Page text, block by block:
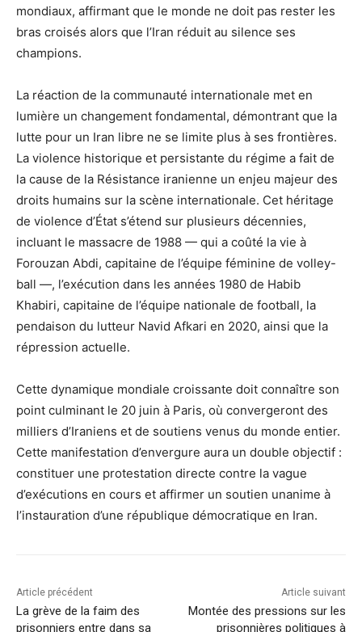
mondiaux, affirmant que le monde ne doit pas rester les
bras croisés alors que l’Iran réduit au silence ses
champions.
La réaction de la communauté internationale met en
lumière un changement fondamental, démontrant que la
lutte pour un Iran libre ne se limite plus à ses frontières.
La violence historique et persistante du régime a fait de
la cause de la Résistance iranienne un enjeu majeur des
droits humains sur la scène internationale. Cet héritage
de violence d’État s’étend sur plusieurs décennies,
incluant le massacre de 1988 — qui a coûté la vie à
Forouzan Abdi, capitaine de l’équipe féminine de volley-
ball —, l’exécution dans les années 1980 de Habib
Khabiri, capitaine de l’équipe nationale de football, la
pendaison du lutteur Navid Afkari en 2020, ainsi que la
répression actuelle.
Cette dynamique mondiale croissante doit connaître son
point culminant le 20 juin à Paris, où convergeront des
milliers d’Iraniens et de soutiens venus du monde entier.
Cette manifestation d’envergure aura un double objectif :
constituer une protestation directe contre la vague
d’exécutions en cours et affirmer un soutien unanime à
l’instauration d’une république démocratique en Iran.
Article précédent
La grève de la faim des
prisonniers entre dans sa
Article suivant
Montée des pressions sur les
prisonnières politiques à